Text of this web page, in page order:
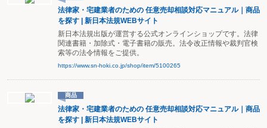
法律家・宅建業者のための 任意売却相談対応マニュアル｜商品
を探す | 新日本法規WEBサイト
新日本法規出版が運営する公式オンラインショップです。法律
関連書籍・加除式・電子書籍の販売。法令改正情報や裁判官検
索等の法令情報をご提供。
https://www.sn-hoki.co.jp/shop/item/5100265
商品
法律家・宅建業者のための 任意売却相談対応マニュアル｜商品
を探す | 新日本法規WEBサイト